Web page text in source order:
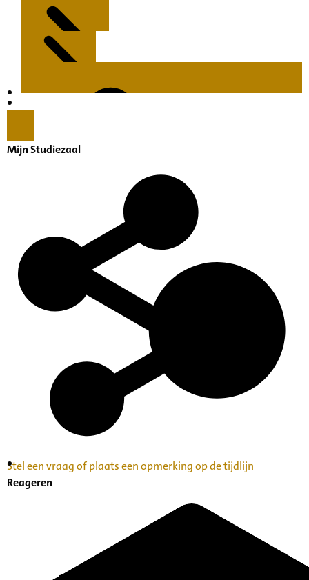
Inventaris Betekende partituren, geordend op
Mijn Studiezaal
Stel een vraag of plaats een opmerking op de tijdlijn
Reageren